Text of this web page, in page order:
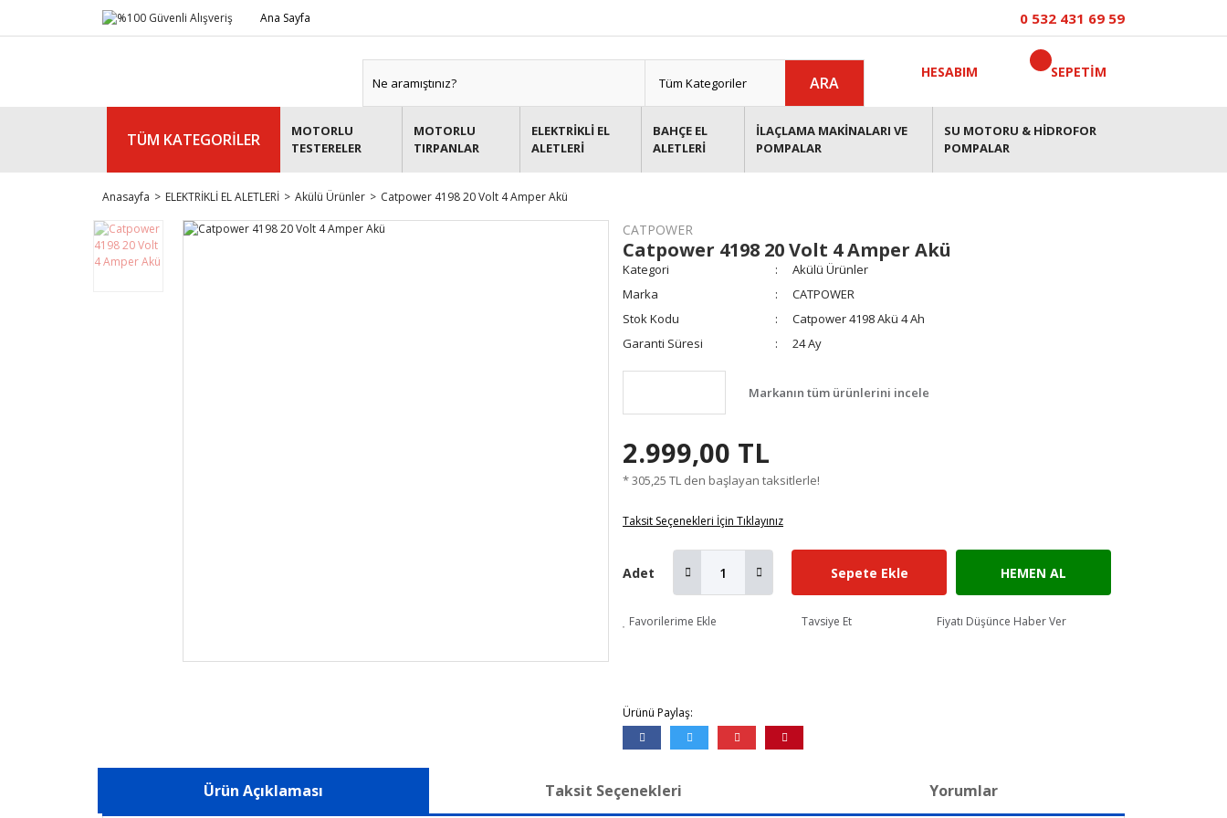
Ana Sayfa 0 532 431 69 59
ARA
HESABIM SEPETİM
TÜM KATEGORİLER
MOTORLU
TESTERELER
MOTORLU
TIRPANLAR
ELEKTRİKLİ EL
ALETLERİ
BAHÇE EL
ALETLERİ
İLAÇLAMA MAKİNALARI VE
POMPALAR
SU MOTORU & HİDROFOR
POMPALAR
Anasayfa ELEKTRİKLİ EL ALETLERİ Akülü Ürünler Catpower 4198 20 Volt 4 Amper Akü
CATPOWER
Catpower 4198 20 Volt 4 Amper Akü
Kategori
Akülü Ürünler
Marka
CATPOWER
Stok Kodu
Catpower 4198 Akü 4 Ah
Garanti Süresi
24 Ay
Markanın tüm ürünlerini incele
2.999,00 TL
* 305,25 TL den başlayan taksitlerle!
Taksit Seçenekleri İçin Tıklayınız
Adet Sepete Ekle HEMEN AL
Favorilerime Ekle Tavsiye Et Fiyatı Düşünce Haber Ver
Ürünü Paylaş:
Ürün Açıklaması Taksit Seçenekleri Yorumlar